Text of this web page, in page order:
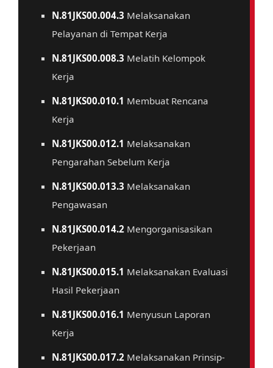
N.81JKS00.004.3 Melaksanakan
Pelayanan di Tempat Kerja
N.81JKS00.008.3 Melatih Kelompok
Kerja
N.81JKS00.010.1 Membuat Rencana
Kerja
N.81JKS00.012.1 Melaksanakan
Pengarahan Sebelum Kerja
N.81JKS00.013.3 Melaksanakan
Pengawasan
N.81JKS00.014.2 Mengorganisasikan
Pekerjaan
N.81JKS00.015.1 Melaksanakan Evaluasi
Hasil Pekerjaan
N.81JKS00.016.1 Menyusun Laporan
Kerja
N.81JKS00.017.2 Melaksanakan Prinsip-